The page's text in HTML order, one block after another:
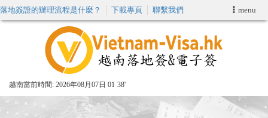
menu
落地簽證的辦理流程是什麼？ 下載專頁 聯繫我們
越南當前時間: 2026年08月07日 01 38'
申請簽證
VIP快速通關服务